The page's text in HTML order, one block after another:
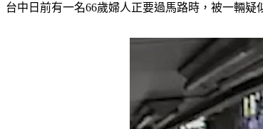
台中日前有一名66歲婦人正要過馬路時，被一輛